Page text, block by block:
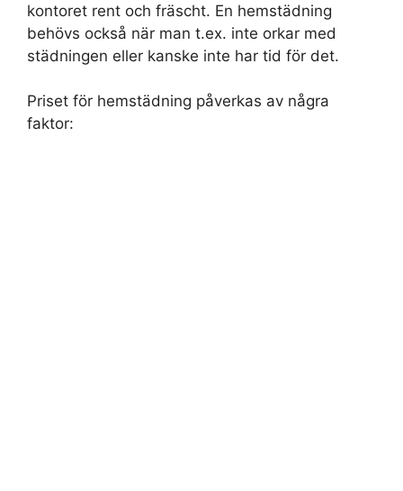
kontoret rent och fräscht. En hemstädning
behövs också när man t.ex. inte orkar med
städningen eller kanske inte har tid för det.
Priset för hemstädning påverkas av några
faktor: